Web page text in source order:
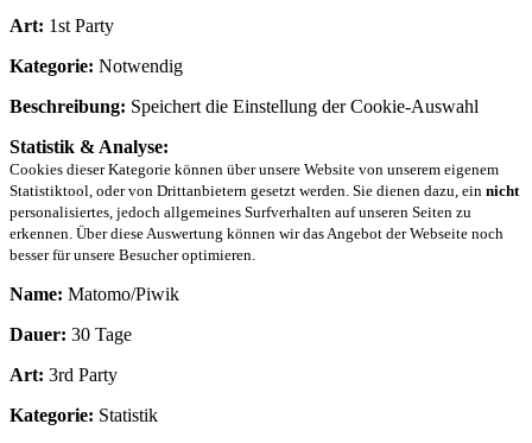
Art: 1st Party
Kategorie: Notwendig
Beschreibung: Speichert die Einstellung der Cookie-Auswahl
Statistik & Analyse:
Cookies dieser Kategorie können über unsere Website von unserem eigenem
Statistiktool, oder von Drittanbietern gesetzt werden. Sie dienen dazu, ein nicht
personalisiertes, jedoch allgemeines Surfverhalten auf unseren Seiten zu
erkennen. Über diese Auswertung können wir das Angebot der Webseite noch
besser für unsere Besucher optimieren.
Name: Matomo/Piwik
Dauer: 30 Tage
Art: 3rd Party
Kategorie: Statistik